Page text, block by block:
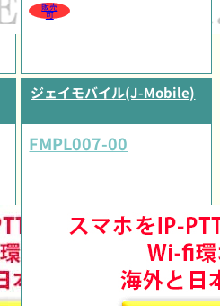
販売
可
ジェイモバイル(J-Mobile)
FMPL007-00